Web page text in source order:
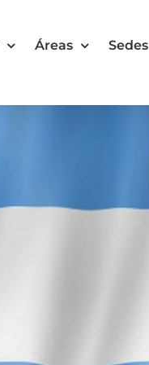
Áreas Sedes